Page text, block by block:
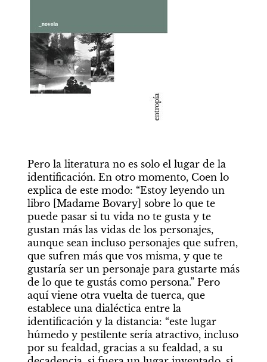
Pero la literatura no es solo el lugar de la
identificación. En otro momento, Coen lo
explica de este modo: “Estoy leyendo un
libro [Madame Bovary] sobre lo que te
puede pasar si tu vida no te gusta y te
gustan más las vidas de los personajes,
aunque sean incluso personajes que sufren,
que sufren más que vos misma, y que te
gustaría ser un personaje para gustarte más
de lo que te gustás como persona.” Pero
aquí viene otra vuelta de tuerca, que
establece una dialéctica entre la
identificación y la distancia: “este lugar
húmedo y pestilente sería atractivo, incluso
por su fealdad, gracias a su fealdad, a su